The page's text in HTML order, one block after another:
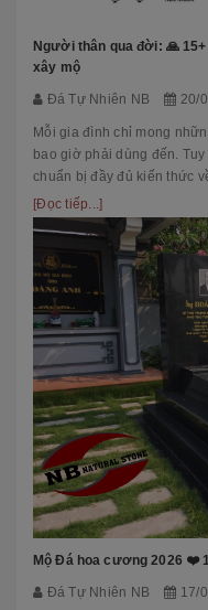
Người thân qua đời: 🙏
xây mộ
Đá Tự Nhiên NB 20/
Mỗi gia đình chỉ mong
bao giờ phải dùng đến.
chuẩn bị đầy đủ kiến thức
phầ...
[Đọc tiếp...]
Mộ Đá hoa cương 2026 ❤️
Đá Tự Nhiên NB 17/